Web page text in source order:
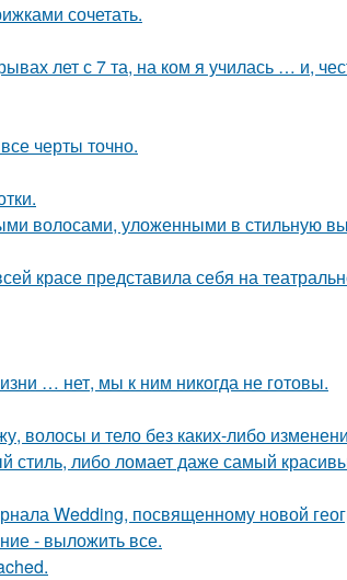
сочетать.
лет с 7 та, на ком я училась … и,
черты точно.
волосами, уложенными в стильную
красе представила себя на
… нет, мы к ним никогда не готовы.
волосы и тело без каких-либо
стиль, либо ломает даже самый
Wedding, посвященному новой
- выложить все.